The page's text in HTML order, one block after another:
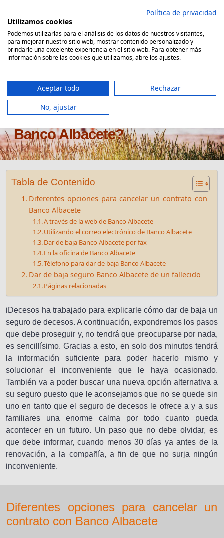
contenido
Comparador Seguro Decesos
¿Cómo dar de baja seguro
Banco Albacete?
Tabla de Contenido
Diferentes opciones para cancelar un contrato con
Banco Albacete
A través de la web de Banco Albacete
Utilizando el correo electrónico de Banco Albacete
Dar de baja Banco Albacete por fax
En la oficina de Banco Albacete
Télefono para dar de baja Banco Albacete
Dar de baja seguro Banco Albacete de un fallecido
Páginas relacionadas
iDecesos ha trabajado para explicarle cómo dar de baja un
seguro de decesos. A continuación, expondremos los pasos
que debe proseguir y, no tendrá que preocuparse por nada,
es sencillísimo. Gracias a esto, en solo dos minutos tendrá
la información suficiente para poder hacerlo mismo y
solucionar el inconveniente que le haya ocasionado.
También va a poder buscar una nueva opción alternativa a
su seguro puesto que le aconsejamos que no se quede sin
uno en tanto que el seguro de decesos le ofrece a y a sus
familiares una enorme calma por todo cuanto pueda
acontecer en un futuro. Un paso que no debe olvidar, es
que debe informar, cuando menos 30 días ya antes de la
renovación, a la compañía, a fin de que no surja ningún
inconveniente.
Diferentes opciones para cancelar un
contrato con Banco Albacete
Política de privacidad
Utilizamos cookies
Podemos utilizarlas para el análisis de los datos de nuestros visitantes,
para mejorar nuestro sitio web, mostrar contenido personalizado y
brindarle una excelente experiencia en el sitio web. Para obtener más
información sobre las cookies que utilizamos, abre los ajustes.
Aceptar todo
Rechazar
No, ajustar